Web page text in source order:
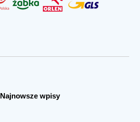
Najnowsze wpisy